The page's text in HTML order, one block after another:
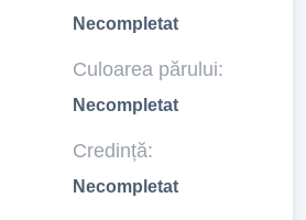
Necompletat
Culoarea părului:
Necompletat
Credință:
Necompletat